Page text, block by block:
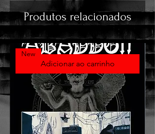
Produtos relacionados
Adicionar ao carrinho
New